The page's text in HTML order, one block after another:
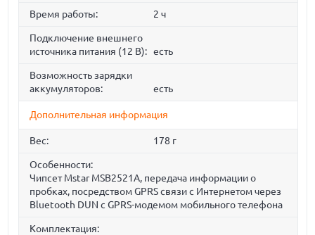
Время работы: 2 ч
Подключение внешнего
источника питания (12 В): есть
Возможность зарядки
аккумуляторов:
есть
Дополнительная информация
Вес: 178 г
Особенности:
Чипсет Mstar MSB2521A, передача информации о
пробках, посредством GPRS связи с Интернетом через
Bluetooth DUN с GPRS-модемом мобильного телефона
Комплектация: